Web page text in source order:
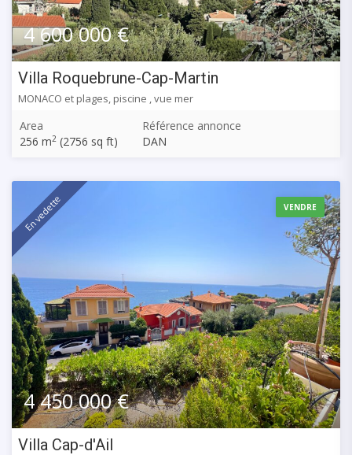
4 600 000 €
Villa Roquebrune-Cap-Martin
MONACO et plages, piscine , vue mer
Area
256 m2 (2756 sq ft)
Référence annonce
DAN
En vedette VENDRE
4 450 000 €
Villa Cap-d'Ail